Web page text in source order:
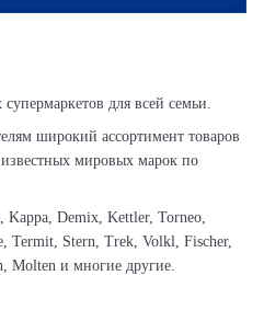
для всей семьи.
широкий ассортимент товаров
мировых марок по
Demix, Kettler, Torneo,
Termit, Stern, Trek, Volkl, Fischer,
Molten и многие другие.